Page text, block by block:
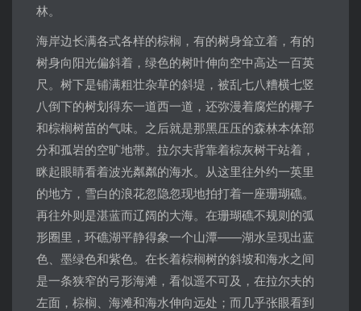
林。
海岸边长满各式各样的棕榈，有的树身耸立着，有的
树身向阳光偏斜着，绿色的树叶伸向空中高达一百英
尺。树下是铺满粗壮杂草的斜堤，被乱七八糟横七竖
八倒下的树划得东一道西一道，还弥漫着腐烂的椰子
和棕榈树苗的气味。之后就是那黑压压的森林本体部
分和孤岩的空旷地带。拉尔夫背靠着棕灰树干站着，
眯起眼睛看着波光粼粼的海水。从这里往外约一英里
的地方，雪白的浪花忽隐忽现地拍打着一座珊瑚礁。
再往外则是湛蓝而辽阔的大海。在珊瑚礁不规则的弧
形圈里，环礁湖平静得象一个山潭——湖水呈现出蓝
色、墨绿色和紫色。在长着棕榈树的斜坡和海水之间
是一条狭窄的弓形海滩，看似遥不可及，在拉尔夫的
左面，棕榈、海滩和海水伸向远处；而几乎张眼看到